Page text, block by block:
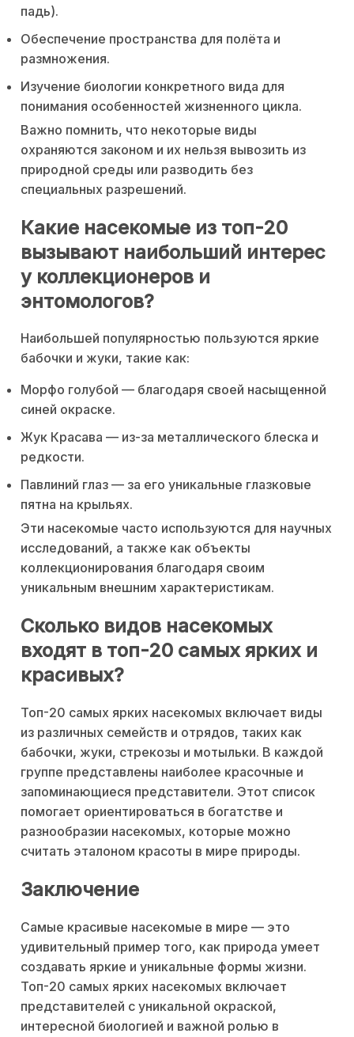
падь).
Обеспечение пространства для полёта и
размножения.
Изучение биологии конкретного вида для
понимания особенностей жизненного цикла.
Важно помнить, что некоторые виды
охраняются законом и их нельзя вывозить из
природной среды или разводить без
специальных разрешений.
Какие насекомые из топ-20
вызывают наибольший интерес
у коллекционеров и
энтомологов?
Наибольшей популярностью пользуются яркие
бабочки и жуки, такие как:
Морфо голубой — благодаря своей насыщенной
синей окраске.
Жук Красава — из-за металлического блеска и
редкости.
Павлиний глаз — за его уникальные глазковые
пятна на крыльях.
Эти насекомые часто используются для научных
исследований, а также как объекты
коллекционирования благодаря своим
уникальным внешним характеристикам.
Сколько видов насекомых
входят в топ-20 самых ярких и
красивых?
Топ-20 самых ярких насекомых включает виды
из различных семейств и отрядов, таких как
бабочки, жуки, стрекозы и мотыльки. В каждой
группе представлены наиболее красочные и
запоминающиеся представители. Этот список
помогает ориентироваться в богатстве и
разнообразии насекомых, которые можно
считать эталоном красоты в мире природы.
Заключение
Самые красивые насекомые в мире — это
удивительный пример того, как природа умеет
создавать яркие и уникальные формы жизни.
Топ-20 самых ярких насекомых включает
представителей с уникальной окраской,
интересной биологией и важной ролью в